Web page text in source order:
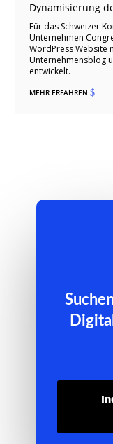
Dynamisierung
Für das Schweizer
Unternehmen
WordPress Website
Unternehmensblog
entwickelt.
MEHR ERFAHREN$